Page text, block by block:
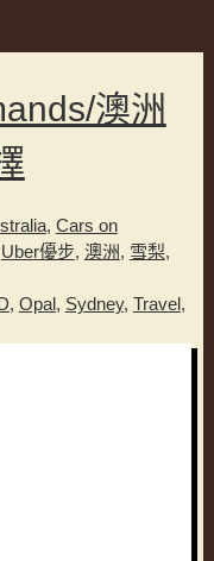
澳洲
, Cars on
Uber優步, 澳洲, 雪梨,
, Opal, Sydney, Travel,